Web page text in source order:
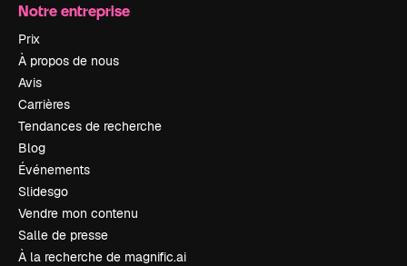
Notre entreprise
Prix
À propos de nous
Avis
Carrières
Tendances de recherche
Blog
Événements
Slidesgo
Vendre mon contenu
Salle de presse
À la recherche de magnific.ai